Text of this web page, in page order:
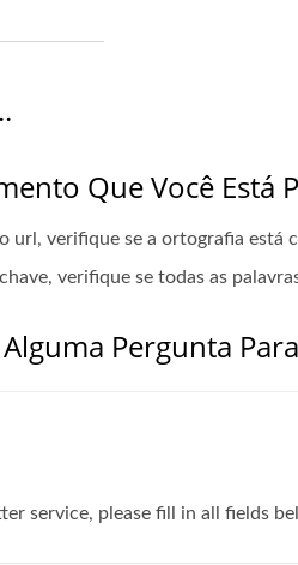
Que Você
url, verifique se a ortografia está
verifique se todas as
Pergunta